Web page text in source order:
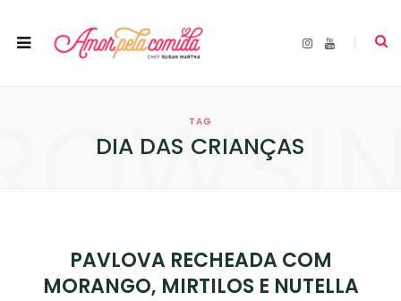
I
Y
TAG
DIA DAS CRIANÇAS
PAVLOVA RECHEADA COM
MORANGO, MIRTILOS E NUTELLA